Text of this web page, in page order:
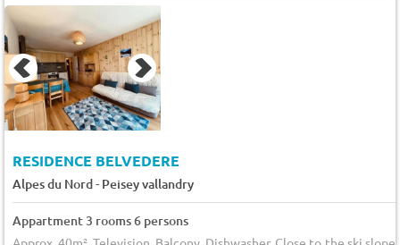
RESIDENCE BELVEDERE
Alpes du Nord- Peisey vallandry
Appartment 3 rooms 6 persons